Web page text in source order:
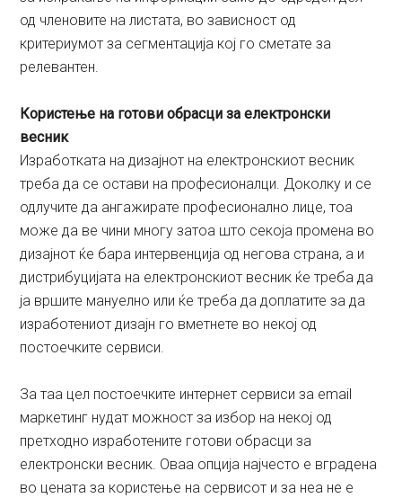
од членовите на листата, во зависност од
критериумот за сегментација кој го сметате за
релевантен.
Користење на готови обрасци за електронски
весник
Изработката на дизајнот на електронскиот весник
треба да се остави на професионалци. Доколку и се
одлучите да ангажирате професионално лице, тоа
може да ве чини многу затоа што секоја промена во
дизајнот ќе бара интервенција од негова страна, а и
дистрибуцијата на електронскиот весник ќе треба да
ја вршите мануелно или ќе треба да доплатите за да
изработениот дизајн го вметнете во некој од
постоечките сервиси.
За таа цел постоечките интернет сервиси за email
маркетинг нудат можност за избор на некој од
претходно изработените готови обрасци за
електронски весник. Оваа опција најчесто е вградена
во цената за користење на сервисот и за неа не е